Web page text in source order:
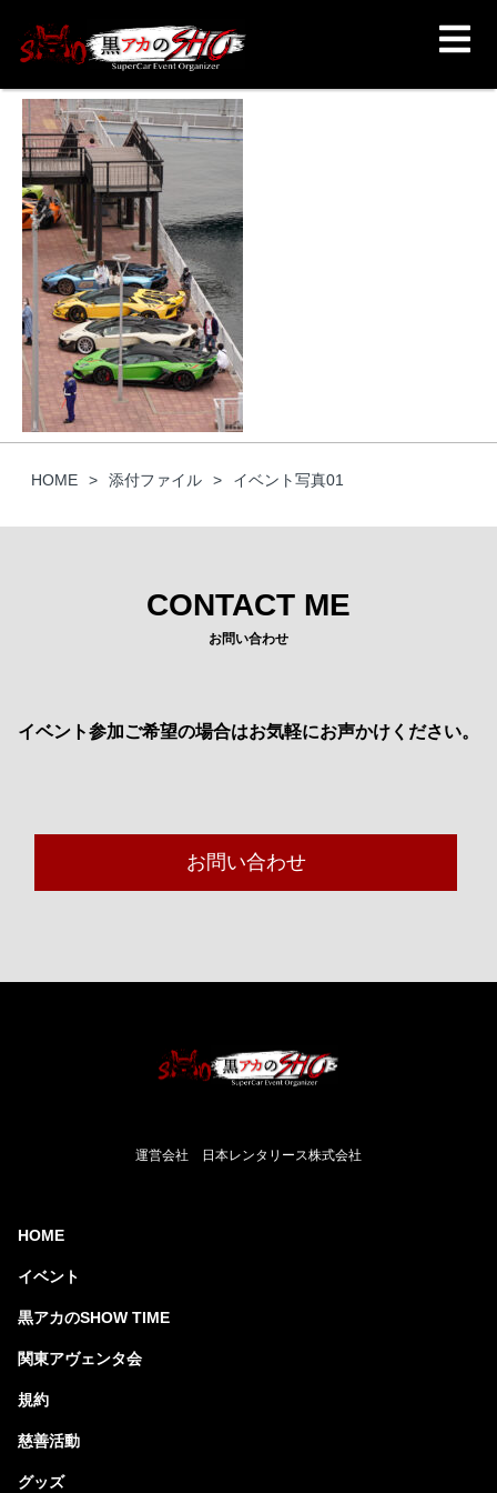
HOME 添付ファイル イベント写真01
CONTACT ME
お問い合わせ
イベント参加ご希望の場合はお気軽にお声かけください。
お問い合わせ
運営会社 日本レンタリース株式会社
HOME
イベント
黒アカのSHOW TIME
関東アヴェンタ会
規約
慈善活動
グッズ